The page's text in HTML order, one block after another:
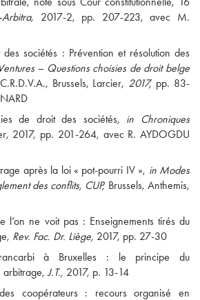
Arbitra, 2017-2, pp. 207-223, avec M.
sociétés : Prévention et résolution des
– Questions choisies de droit belge
C.R.D.V.A., Brussels, Larcier, 2017, pp. 83-
de droit des sociétés, in Chroniques
2017, pp. 201-264, avec R. AYDOGDU
après la loi « pot-pourri IV », in Modes
des conflits, CUP, Brussels, Anthemis,
l’on ne voit pas : Enseignements tirés du
Rev. Fac. Dr. Liège, 2017, pp. 27-30
à Bruxelles : le principe du
arbitrage,J.T., 2017, p. 13-14
coopérateurs : recours organisé en